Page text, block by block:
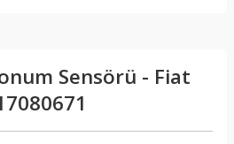
Sensörü - Fiat